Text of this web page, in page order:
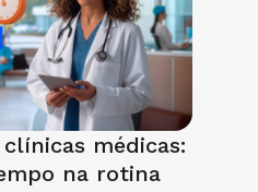
médicas:
na rotina